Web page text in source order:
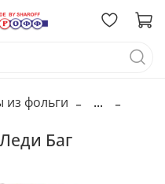
фольги
...
Баг